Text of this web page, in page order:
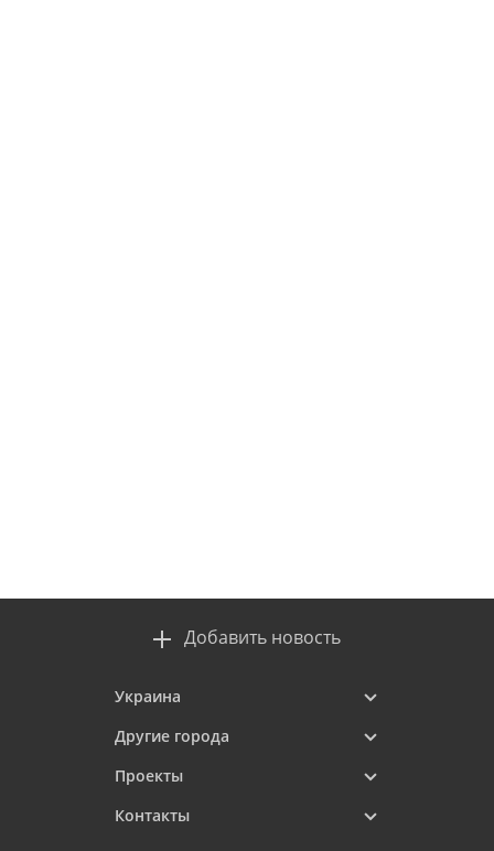
Добавить новость
Украина
Другие города
Проекты
Контакты